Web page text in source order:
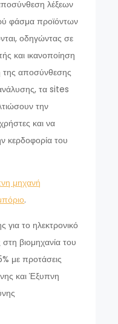
λέξεων
φάσμα προϊόντων
οδηγώντας σε
και ικανοποίηση
αποσύνθεσης
τα sites
την
και να
κερδοφορία του
μηχανή
.
για το ηλεκτρονικό
βιομηχανία του
με προτάσεις
και Έξυπνη